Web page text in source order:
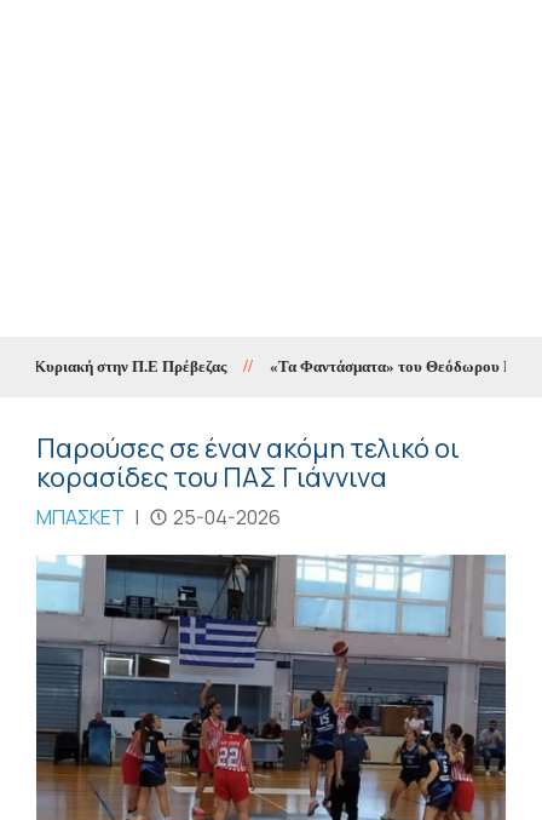
Κυριακή στην Π.Ε Πρέβεζας // «Τα Φαντάσματα» του Θεόδωρου
Παρούσες σε έναν ακόμη τελικό οι
κορασίδες του ΠΑΣ Γιάννινα
ΜΠΑΣΚΕΤ | 25-04-2026